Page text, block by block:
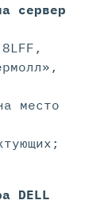
сервер
место
DELL